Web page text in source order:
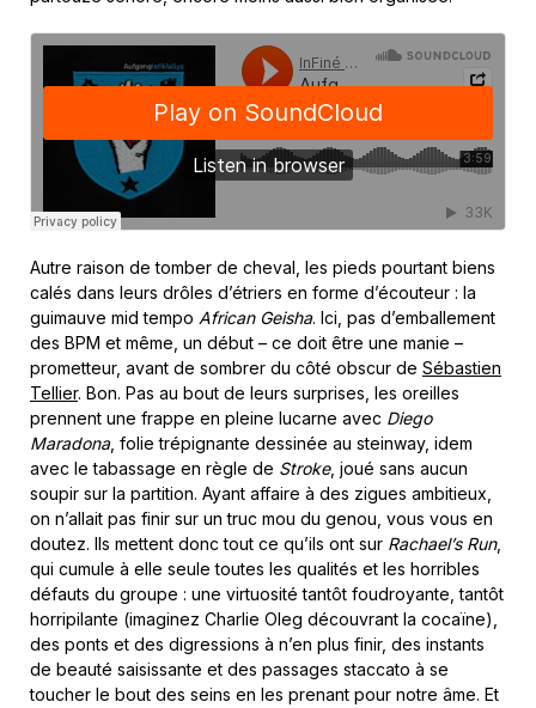
Autre raison de tomber de cheval, les pieds pourtant biens
calés dans leurs drôles d’étriers en forme d’écouteur : la
guimauve mid tempo African Geisha. Ici, pas d’emballement
des BPM et même, un début – ce doit être une manie –
prometteur, avant de sombrer du côté obscur de Sébastien
Tellier. Bon. Pas au bout de leurs surprises, les oreilles
prennent une frappe en pleine lucarne avec Diego
Maradona, folie trépignante dessinée au steinway, idem
avec le tabassage en règle de Stroke, joué sans aucun
soupir sur la partition. Ayant affaire à des zigues ambitieux,
on n’allait pas finir sur un truc mou du genou, vous vous en
doutez. Ils mettent donc tout ce qu’ils ont sur Rachael’s Run,
qui cumule à elle seule toutes les qualités et les horribles
défauts du groupe : une virtuosité tantôt foudroyante, tantôt
horripilante (imaginez Charlie Oleg découvrant la cocaïne),
des ponts et des digressions à n’en plus finir, des instants
de beauté saisissante et des passages staccato à se
toucher le bout des seins en les prenant pour notre âme. Et